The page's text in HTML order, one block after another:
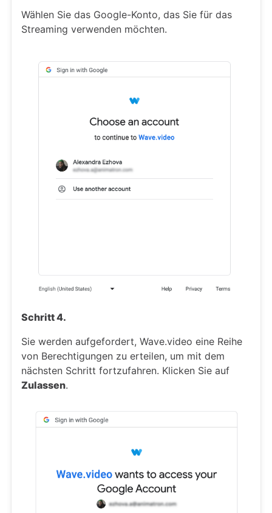
Wählen Sie das Google-Konto, das Sie für das
Streaming verwenden möchten.
Schritt 4.
Sie werden aufgefordert, Wave.video eine Reihe
von Berechtigungen zu erteilen, um mit dem
nächsten Schritt fortzufahren. Klicken Sie auf
Zulassen.